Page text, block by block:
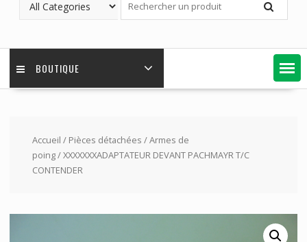
BOUTIQUE
Accueil / Pièces détachées /Armes de
poing/ XXXXXXXADAPTATEUR DEVANT PACHMAYR T/C
CONTENDER